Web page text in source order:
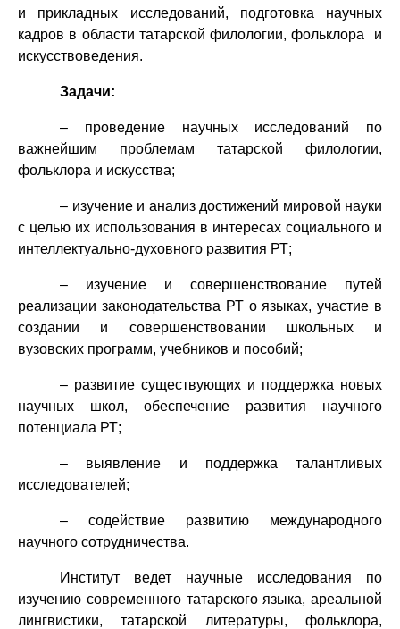
и прикладных исследований, подготовка научных
кадров в области татарской филологии, фольклора и
искусствоведения.
Задачи:
– проведение научных исследований по
важнейшим проблемам татарской филологии,
фольклора и искусства;
– изучение и анализ достижений мировой науки
с целью их использования в интересах социального и
интеллектуально-духовного развития РТ;
– изучение и совершенствование путей
реализации законодательства РТ о языках, участие в
создании и совершенствовании школьных и
вузовских программ, учебников и пособий;
– развитие существующих и поддержка новых
научных школ, обеспечение развития научного
потенциала РТ;
– выявление и поддержка талантливых
исследователей;
– содействие развитию международного
научного сотрудничества.
Институт ведет научные исследования по
изучению современного татарского языка, ареальной
лингвистики, татарской литературы, фольклора,